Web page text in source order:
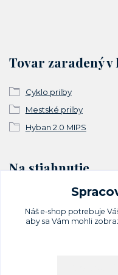
Tovar zaradený
Cyklo prilby
Mestské prilby
Hyban 2.0 MIPS
Na stiahnutie
Vyhlásenie o zhode
Náš e-shop potrebuje
aby sa Vám mohli